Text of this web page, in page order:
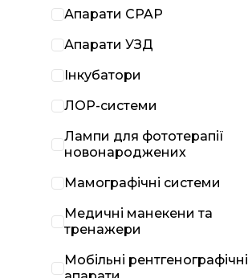
Апарати CPAP
Апарати УЗД
Інкубатори
ЛОР-системи
Лампи для фототерапії
новонароджених
Мамографічні системи
Медичні манекени та
тренажери
Мобільні рентгенографічні